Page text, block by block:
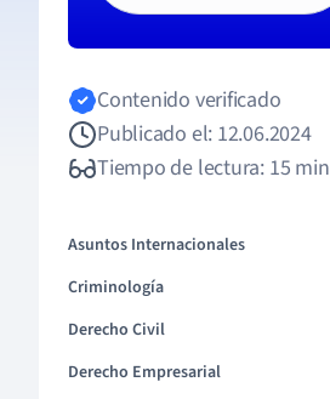
Contenido verificado
Publicado el: 12.06.2024
Tiempo de lectura: 15 min
Asuntos Internacionales
Criminología
Derecho Civil
Derecho Empresarial